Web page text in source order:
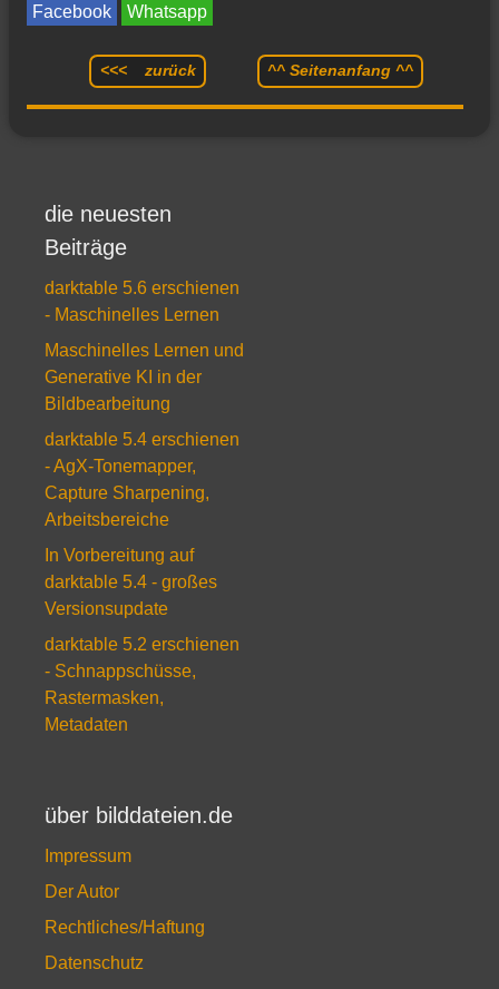
Facebook
Whatsapp
<<< zurück ^^ Seitenanfang ^^
die neuesten
Beiträge
darktable 5.6 erschienen
- Maschinelles Lernen
Maschinelles Lernen und
Generative KI in der
Bildbearbeitung
darktable 5.4 erschienen
- AgX-Tonemapper,
Capture Sharpening,
Arbeitsbereiche
In Vorbereitung auf
darktable 5.4 - großes
Versionsupdate
darktable 5.2 erschienen
- Schnappschüsse,
Rastermasken,
Metadaten
über bilddateien.de
Impressum
Der Autor
Rechtliches/Haftung
Datenschutz